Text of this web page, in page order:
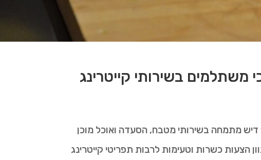
משתלמים בשירותי קייטרינג
דיש מתמחה בשירותי מטבח, הסעדה ואוכל מוכן
כשרות וטעימות לרבות תפריטי קייטרינג